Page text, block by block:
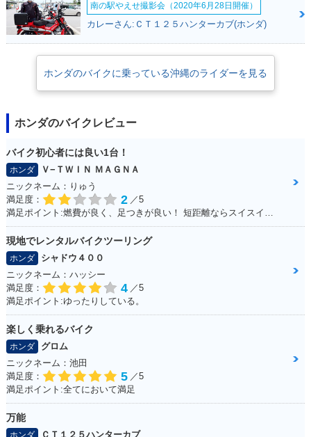
南の駅やえせ撮影会（2020年6月28日開催）
カレーさん:ＣＴ１２５ハンターカブ(ホンダ)
ホンダのバイクに乗っている沖縄のライダーを見る
ホンダのバイクレビュー
バイク初心者には良い1台！
ホンダ
Ｖ−ＴＷＩＮ ＭＡＧＮＡ
ニックネーム：りゅう
満足度：
2 ／5
現地でレンタルバイクツーリング
ホンダ
シャドウ４００
ニックネーム：ハッシー
満足度：
4 ／5
満足ポイント:ゆったりしている。
楽しく乗れるバイク
ホンダ
グロム
ニックネーム：池田
満足度：
5 ／5
満足ポイント:全てにおいて満足
万能
ホンダ ＣＴ１２５ハンターカブ